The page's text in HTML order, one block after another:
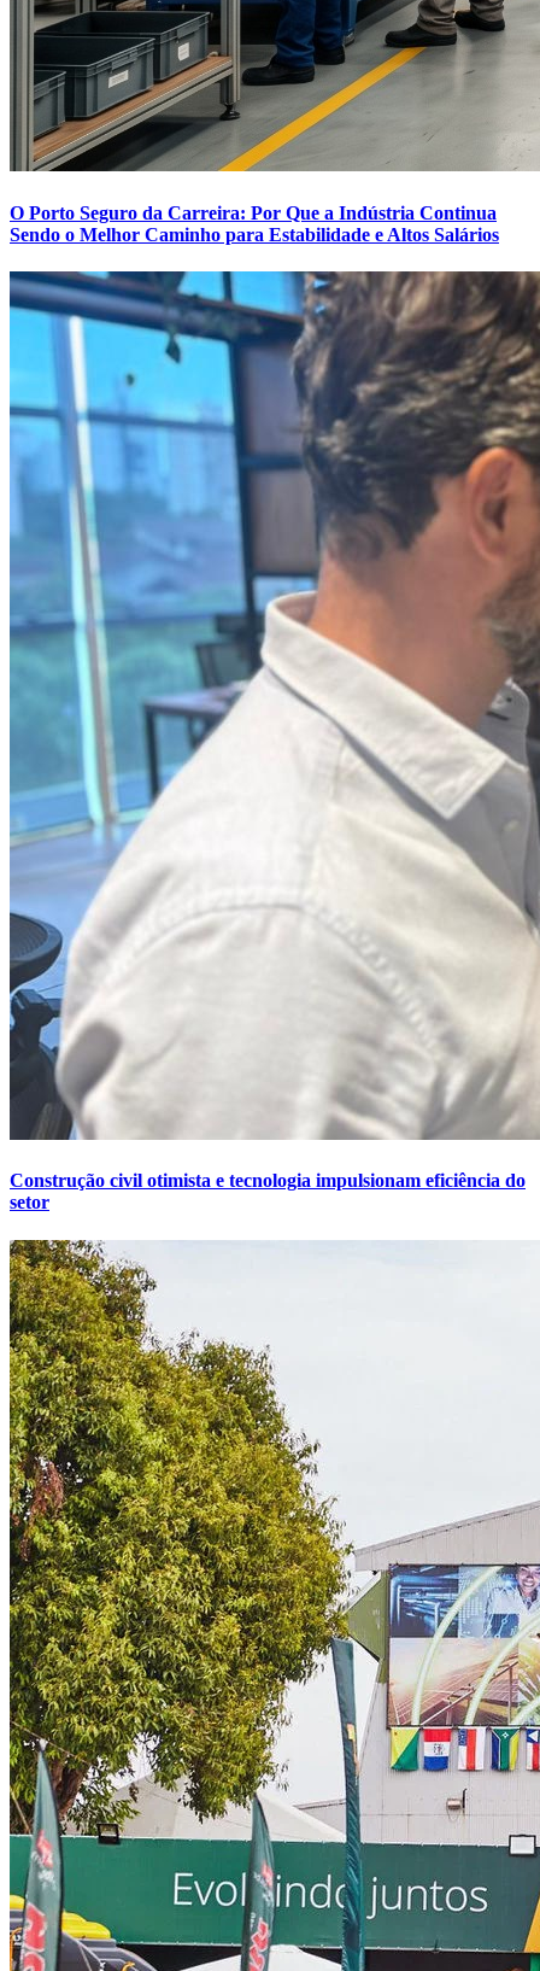
O Porto Seguro da Carreira: Por Que a Indústria Continua
Sendo o Melhor Caminho para Estabilidade e Altos Salários
Construção civil otimista e tecnologia impulsionam eficiência do
setor